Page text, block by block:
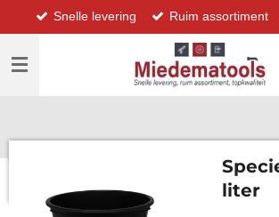
direct
naar
hoofdinhoud
Snelle levering Ruim assortiment
liter